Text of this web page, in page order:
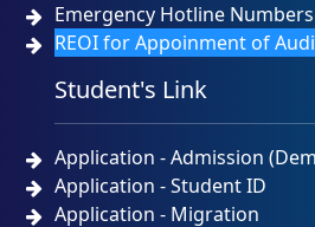
Emergency Hotline
REOI for Appoinment of
Student's Link
Application - Admission
Application - Student ID
Application - Migration